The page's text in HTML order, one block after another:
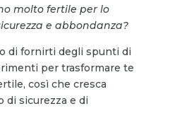
molto fertile per lo
e abbondanza?
di fornirti degli spunti di
per trasformare te
così che cresca
di sicurezza e di